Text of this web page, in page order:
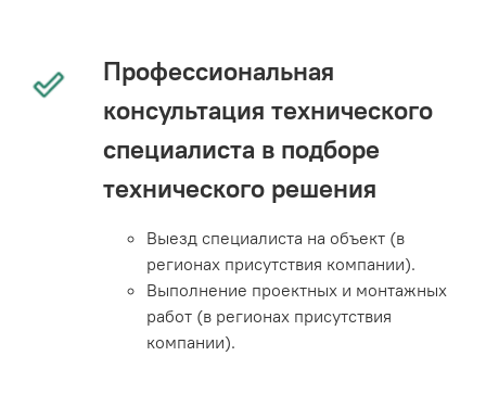
Профессиональная
консультация технического
специалиста в подборе
технического решения
Выезд специалиста на объект (в
регионах присутствия компании).
Выполнение проектных и монтажных
работ (в регионах присутствия
компании).